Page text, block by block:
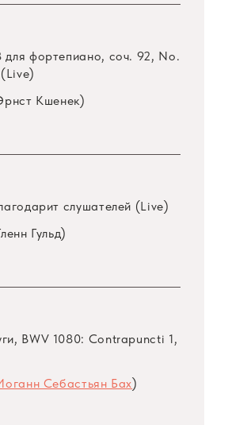
фортепиано, соч. 92, No.
Кшенек)
слушателей (Live)
Гульд)
BWV 1080: Contrapuncti 1,
Себастьян Бах)